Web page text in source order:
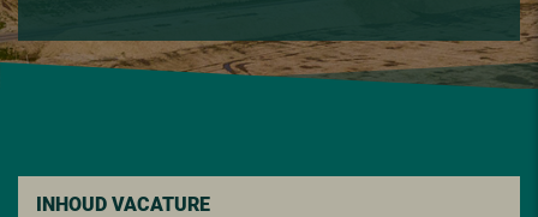
INHOUD VACATURE